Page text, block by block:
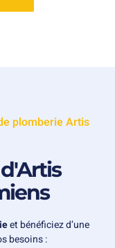
plomberie Artis
et bénéficiez d’une
besoins :